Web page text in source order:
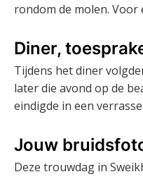
rondom de molen.
Diner,
Tijdens het diner
later die avond op de
eindigde in een
Jouw
Deze trouwdag in